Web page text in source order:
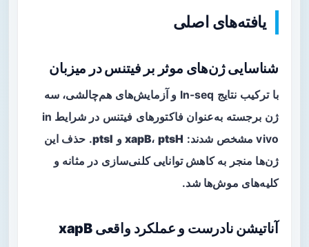
یافته‌های اصلی
شناسایی ژن‌های موثر بر فیتنس در میزبان
با ترکیب نتایج In-seq و آزمایش‌های هم‌چالشی، سه
ژن برجسته به‌عنوان فاکتورهای فیتنس در شرایط in
vivo مشخص شدند:
xapB، ptsH و ptsI. حذف این
ژن‌ها منجر به کاهش توانایی کلنی‌سازی در مثانه و
کلیه‌های موش‌ها شد.
آناتیشن نادرست و عملکرد واقعی xapB